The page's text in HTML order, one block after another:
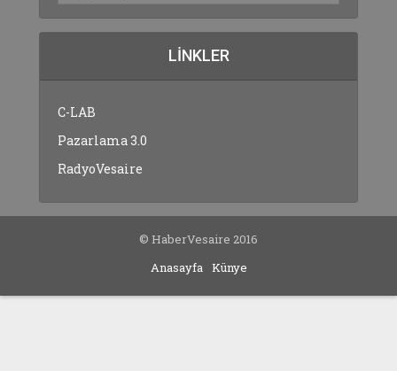
LINKLER
C-LAB
Pazarlama 3.0
RadyoVesaire
© HaberVesaire 2016
Anasayfa Künye